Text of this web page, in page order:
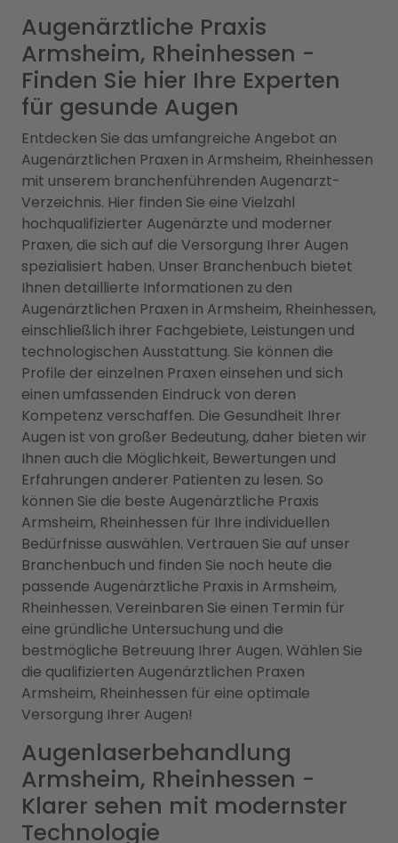
Augenärztliche Praxis
Armsheim, Rheinhessen -
Finden Sie hier Ihre Experten
für gesunde Augen
Entdecken Sie das umfangreiche Angebot an
Augenärztlichen Praxen in Armsheim, Rheinhessen
mit unserem branchenführenden Augenarzt-
Verzeichnis. Hier finden Sie eine Vielzahl
hochqualifizierter Augenärzte und moderner
Praxen, die sich auf die Versorgung Ihrer Augen
spezialisiert haben. Unser Branchenbuch bietet
Ihnen detaillierte Informationen zu den
Augenärztlichen Praxen in Armsheim, Rheinhessen,
einschließlich ihrer Fachgebiete, Leistungen und
technologischen Ausstattung. Sie können die
Profile der einzelnen Praxen einsehen und sich
einen umfassenden Eindruck von deren
Kompetenz verschaffen. Die Gesundheit Ihrer
Augen ist von großer Bedeutung, daher bieten wir
Ihnen auch die Möglichkeit, Bewertungen und
Erfahrungen anderer Patienten zu lesen. So
können Sie die beste Augenärztliche Praxis
Armsheim, Rheinhessen für Ihre individuellen
Bedürfnisse auswählen. Vertrauen Sie auf unser
Branchenbuch und finden Sie noch heute die
passende Augenärztliche Praxis in Armsheim,
Rheinhessen. Vereinbaren Sie einen Termin für
eine gründliche Untersuchung und die
bestmögliche Betreuung Ihrer Augen. Wählen Sie
die qualifizierten Augenärztlichen Praxen
Armsheim, Rheinhessen für eine optimale
Versorgung Ihrer Augen!
Augenlaserbehandlung
Armsheim, Rheinhessen -
Klarer sehen mit modernster
Technologie